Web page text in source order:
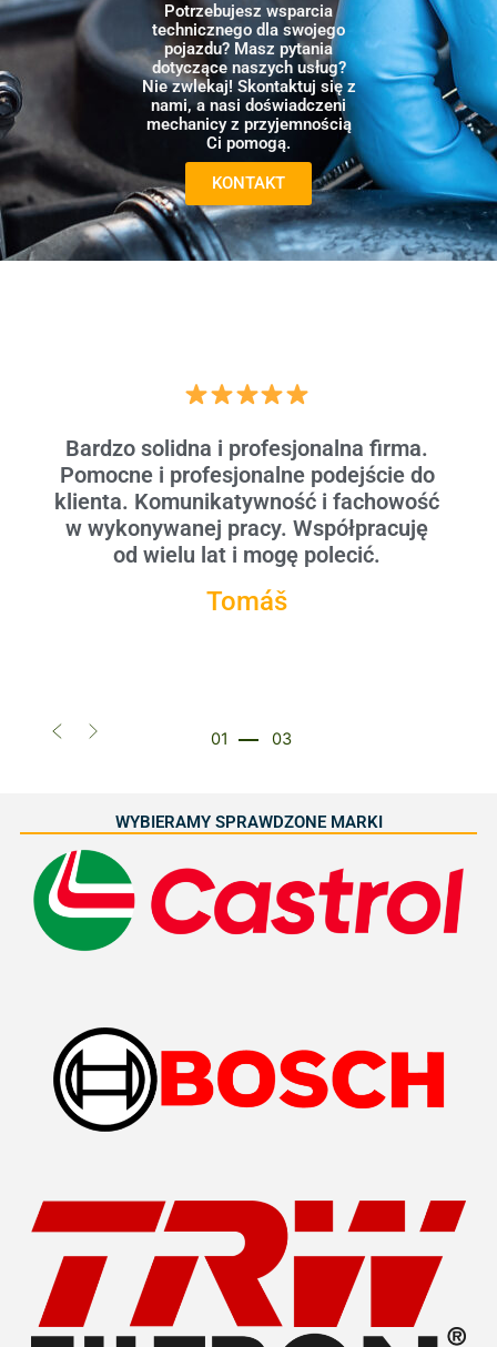
Potrzebujesz wsparcia
technicznego dla swojego
pojazdu? Masz pytania
dotyczące naszych usług?
Nie zwlekaj! Skontaktuj się z
nami, a nasi doświadczeni
mechanicy z przyjemnością
Ci pomogą.
KONTAKT
Bardzo solidna i profesjonalna firma.
Pomocne i profesjonalne podejście do
klienta. Komunikatywność i fachowość
w wykonywanej pracy. Współpracuję
od wielu lat i mogę polecić.
Tomáš
01 03
WYBIERAMY SPRAWDZONE MARKI